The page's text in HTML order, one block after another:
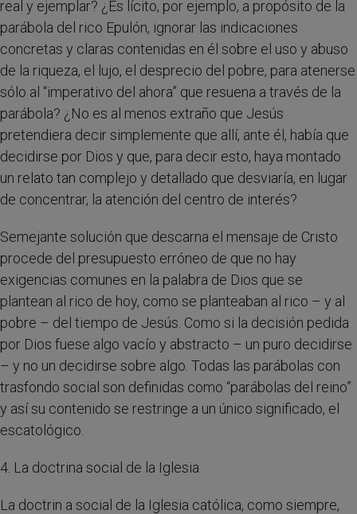
real y ejemplar? ¿Es lícito, por ejemplo, a propósito de la
parábola del rico Epulón, ignorar las indicaciones
concretas y claras contenidas en él sobre el uso y abuso
de la riqueza, el lujo, el desprecio del pobre, para atenerse
sólo al “imperativo del ahora” que resuena a través de la
parábola? ¿No es al menos extraño que Jesús
pretendiera decir simplemente que allí, ante él, había que
decidirse por Dios y que, para decir esto, haya montado
un relato tan complejo y detallado que desviaría, en lugar
de concentrar, la atención del centro de interés?
Semejante solución que descarna el mensaje de Cristo
procede del presupuesto erróneo de que no hay
exigencias comunes en la palabra de Dios que se
plantean al rico de hoy, como se planteaban al rico – y al
pobre – del tiempo de Jesús. Como si la decisión pedida
por Dios fuese algo vacío y abstracto – un puro decidirse
– y no un decidirse sobre algo. Todas las parábolas con
trasfondo social son definidas como “parábolas del reino”
y así su contenido se restringe a un único significado, el
escatológico.
4. La doctrina social de la Iglesia
La doctrin a social de la Iglesia católica, como siempre,